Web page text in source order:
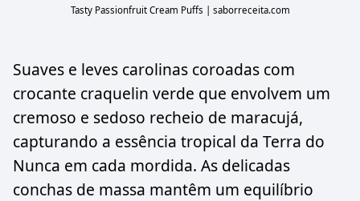
Tasty Passionfruit Cream Puffs | saborreceita.com
Suaves e leves carolinas coroadas com
crocante craquelin verde que envolvem um
cremoso e sedoso recheio de maracujá,
capturando a essência tropical da Terra do
Nunca em cada mordida. As delicadas
conchas de massa mantêm um equilíbrio